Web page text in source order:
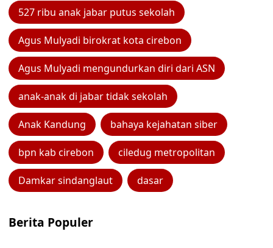
527 ribu anak jabar putus sekolah
Agus Mulyadi birokrat kota cirebon
Agus Mulyadi mengundurkan diri dari ASN
anak-anak di jabar tidak sekolah
Anak Kandung bahaya kejahatan siber
bpn kab cirebon ciledug metropolitan
Damkar sindanglaut dasar
Berita Populer